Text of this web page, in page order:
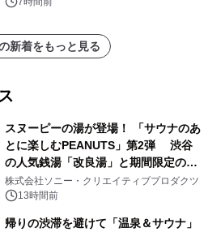
新着をもっと見る
スヌーピーの湯が登場！ 「サウナのあ
とに楽しむPEANUTS」第2弾 渋谷
の人気銭湯「改良湯」と期間限定のコ
ラボレーション サウナイキタイコラ
ボグッズも発売決定！
株式会社ソニー・クリエイティブプロダクツ
13時間前
帰りの渋滞を避けて「温泉＆サウナ」